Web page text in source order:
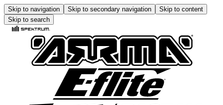
Skip to navigation Skip to secondary navigation
Skip to content
Skip to search